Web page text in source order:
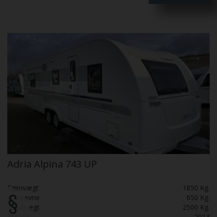
Adria Alpina 743 UP
Egenvægt
1850 Kg.
Lasteevne
650 Kg.
Totalvægt
2500 Kg.